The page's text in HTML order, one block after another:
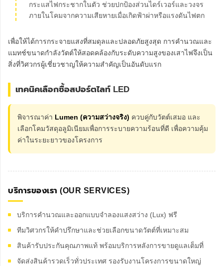
กระแสไฟกระชากในตัว ช่วยปกป้องส่วนไดร์เวอร์และวงจร
ภายในโคมจากความเสียหายเมื่อเกิดฟ้าผ่าหรือแรงดันไฟตก
เพื่อให้ได้การกระจายแสงที่สมดุลและปลอดภัยสูงสุด การคำนวณและ
แมทช์ขนาดกำลังวัตต์ให้สอดคล้องกับระดับความสูงของเสาไฟจึงเป็น
สิ่งที่วิศวกรผู้เชี่ยวชาญให้ความสำคัญเป็นอันดับแรก
เทคนิคเลือกซื้อสปอร์ตไลท์ LED
พิจารณาค่า Lumen (ความสว่างจริง) ควบคู่กับวัตต์เสมอ และ
เลือกโคมวัสดุอลูมิเนียมเพื่อการระบายความร้อนที่ดี เพื่อความคุ้ม
ค่าในระยะยาวของโครงการ
บริการของเรา (OUR SERVICES)
บริการคำนวณและออกแบบจำลองแสงสว่าง (Lux) ฟรี
ทีมวิศวกรให้คำปรึกษาและช่วยเลือกขนาดวัตต์ที่เหมาะสม
สินค้ารับประกันคุณภาพแท้ พร้อมบริการหลังการขายดูแลเต็มที่
จัดส่งสินค้ารวดเร็วทั่วประเทศ รองรับงานโครงการขนาดใหญ่